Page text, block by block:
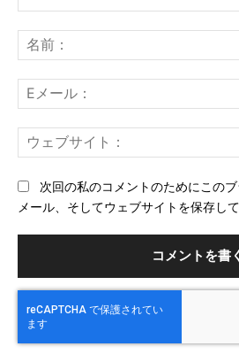
ン
ト：
次回の私のコメントのためにこの
メール、そしてウェブサイトを保存して